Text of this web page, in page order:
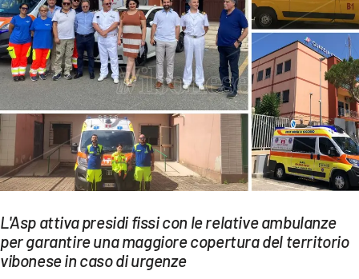
CULTURA
ECONOMIA E LAVORO
EVENTI
SPORT
Streaming
LAC TV
LAC NETWORK
LAC ONAIR
L'Asp attiva presidi fissi con le relative ambulanze
per garantire una maggiore copertura del territorio
vibonese in caso di urgenze